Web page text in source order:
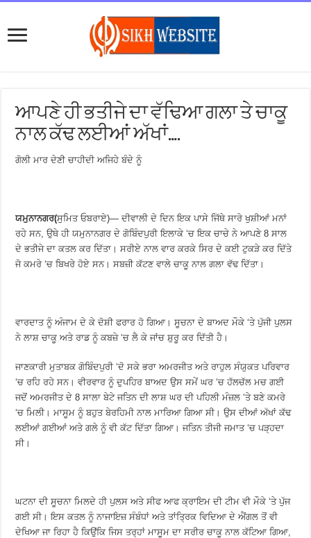
ਆਪਣੇ ਹੀ ਭਤੀਜੇ ਦਾ ਵੱਢਿਆ ਗਲਾ ਤੇ ਚਾਕੂ
ਨਾਲ ਕੱਢ ਲਈਆਂ ਅੱਖਾਂ….
ਗੋਲੀ ਮਾਰ ਦੇਣੀ ਚਾਹੀਦੀ ਅਜਿਹੇ ਬੰਦੇ ਨੂੰ
ਯਮੁਨਾਨਗਰ(ਸੁਮਿਤ ਓਬਰਾਏ)— ਦੀਵਾਲੀ ਦੇ ਦਿਨ ਇਕ ਪਾਸੇ ਜਿੱਥੇ ਸਾਰੇ ਖੁਸ਼ੀਆਂ ਮਨਾਂ
ਰਹੇ ਸਨ, ਉਥੇ ਹੀ ਯਮੁਨਾਨਗਰ ਦੇ ਗੋਬਿੰਦਪੁਰੀ ਇਲਾਕੇ ‘ਚ ਇਕ ਚਾਚੇ ਨੇ ਆਪਣੇ 8 ਸਾਲ
ਦੇ ਭਤੀਜੇ ਦਾ ਕਤਲ ਕਰ ਦਿੱਤਾ। ਸਰੀਏ ਨਾਲ ਵਾਰ ਕਰਕੇ ਸਿਰ ਦੇ ਕਈ ਟੁਕੜੇ ਕਰ ਦਿੱਤੇ
ਜੋ ਕਮਰੇ ‘ਚ ਬਿਖਰੇ ਹੋਏ ਸਨ। ਸਬਜ਼ੀ ਕੱਟਣ ਵਾਲੇ ਚਾਕੂ ਨਾਲ ਗਲਾ ਵੱਢ ਦਿੱਤਾ।
ਵਾਰਦਾਤ ਨੂੰ ਅੰਜਾਮ ਦੇ ਕੇ ਦੋਸ਼ੀ ਫਰਾਰ ਹੋ ਗਿਆ। ਸੂਚਨਾ ਦੇ ਬਾਅਦ ਮੌਕੇ ‘ਤੇ ਪੁੱਜੀ ਪੁਲਸ
ਨੇ ਲਾਸ਼ ਚਾਕੂ ਅਤੇ ਰਾਡ ਨੂੰ ਕਬਜ਼ੇ ‘ਚ ਲੈ ਕੇ ਜਾਂਚ ਸ਼ੁਰੂ ਕਰ ਦਿੱਤੀ ਹੈ।
ਜਾਣਕਾਰੀ ਮੁਤਾਬਕ ਗੋਬਿੰਦਪੁਰੀ ‘ਦੋ ਸਕੇ ਭਰਾ ਅਮਰਜੀਤ ਅਤੇ ਰਾਹੁਲ ਸੰਯੁਕਤ ਪਰਿਵਾਰ
‘ਚ ਰਹਿ ਰਹੇ ਸਨ। ਵੀਰਵਾਰ ਨੂੰ ਦੁਪਹਿਰ ਬਾਅਦ ਉਸ ਸਮੇਂ ਘਰ ‘ਚ ਹੱਲਚੱਲ ਮਚ ਗਈ
ਜਦੋਂ ਅਮਰਜੀਤ ਦੇ 8 ਸਾਲਾ ਬੇਟੇ ਜਤਿਨ ਦੀ ਲਾਸ਼ ਘਰ ਦੀ ਪਹਿਲੀ ਮੰਜ਼ਲ ‘ਤੇ ਬਣੇ ਕਮਰੇ
‘ਚ ਮਿਲੀ। ਮਾਸੂਮ ਨੂੰ ਬਹੁਤ ਬੇਰਹਿਮੀ ਨਾਲ ਮਾਰਿਆ ਗਿਆ ਸੀ। ਉਸ ਦੀਆਂ ਅੱਖਾਂ ਕੱਢ
ਲਈਆਂ ਗਈਆਂ ਅਤੇ ਗਲੇ ਨੂੰ ਵੀ ਕੱਟ ਦਿੱਤਾ ਗਿਆ। ਜਤਿਨ ਤੀਜੀ ਜਮਾਤ ‘ਚ ਪੜ੍ਹਦਾ
ਸੀ।
ਘਟਨਾ ਦੀ ਸੂਚਨਾ ਮਿਲਦੇ ਹੀ ਪੁਲਸ ਅਤੇ ਸੀਫ ਆਫ ਕ੍ਰਾਇਮ ਦੀ ਟੀਮ ਵੀ ਮੌਕੇ ‘ਤੇ ਪੁੱਜ
ਗਈ ਸੀ। ਇਸ ਕਤਲ ਨੂੰ ਨਾਜਾਇਜ਼ ਸੰਬੰਧਾਂ ਅਤੇ ਤਾਂਤ੍ਰਿਕ ਵਿਦਿਆ ਦੇ ਐਂਗਲ ਤੋਂ ਵੀ
ਦੇਖਿਆ ਜਾ ਰਿਹਾ ਹੈ ਕਿਉਂਕਿ ਜਿਸ ਤਰ੍ਹਾਂ ਮਾਸੂਮ ਦਾ ਸਰੀਰ ਚਾਕੂ ਨਾਲ ਕੱਟਿਆ ਗਿਆ,